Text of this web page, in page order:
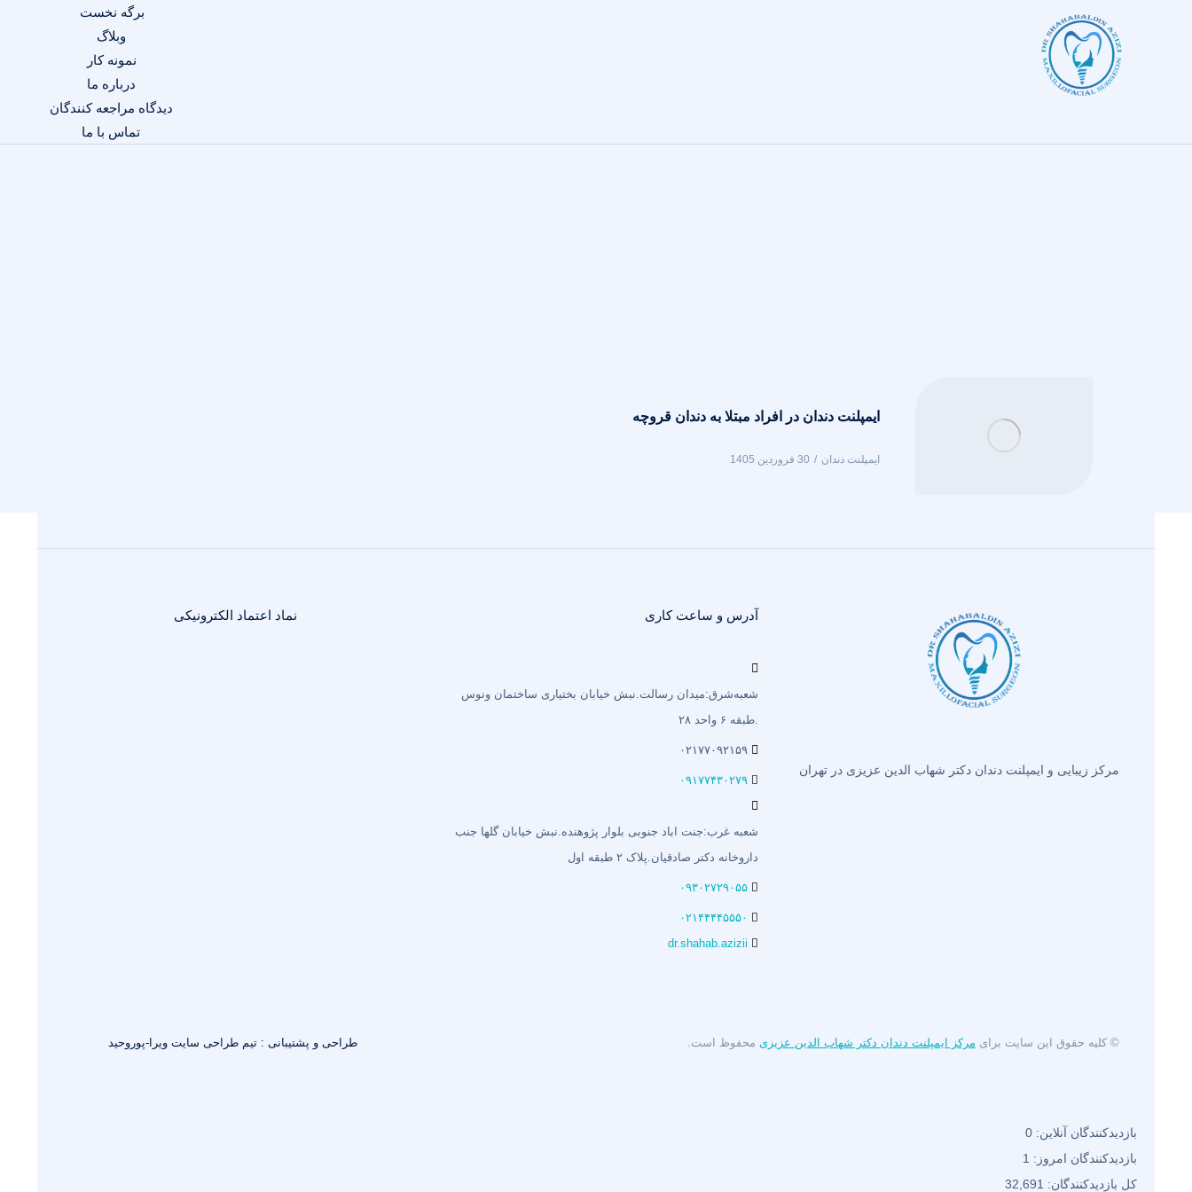
برگه نخست
وبلاگ
نمونه کار
درباره ما
دیدگاه مراجعه کنندگان
تماس با ما
ایمپلنت دندان در افراد مبتلا به دندان قروچه
ایمپلنت دندان 30 فروردین 1405
مرکز زیبایی و ایمپلنت دندان دکتر شهاب الدین عزیزی در تهران
آدرس و ساعت کاری
شعبه‌شرق:میدان رسالت.نبش خیابان بختیاری‌ ساختمان ونوس
.طبقه ۶ واحد ۲۸
۰۲۱۷۷۰۹۲۱۵۹
۰۹۱۷۷۴۳۰۲۷۹
شعبه غرب:جنت اباد جنوبی بلوار پژوهنده.نبش خیابان گلها جنب
داروخانه دکتر صادقیان.پلاک ۲ طبقه اول
۰۹۳۰۲۷۲۹۰۵۵
۰۲۱۴۴۴۴۵۵۵۰
dr.shahab.azizii
نماد اعتماد الکترونیکی
© کلیه حقوق این سایت برای مرکز ایمپلنت دندان دکتر شهاب الدین عزیزی محفوظ است. طراحی و پشتیبانی : تیم طراحی سایت ویرا-پوروحید
بازدیدکنندگان آنلاین: 0
بازدیدکنندگان امروز: 1
کل بازدیدکنند‌گان: 32,691